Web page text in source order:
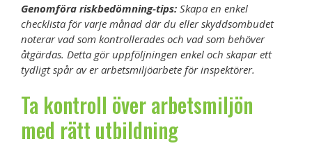
Genomföra riskbedömning-tips: Skapa en enkel
checklista för varje månad där du eller skyddsombudet
noterar vad som kontrollerades och vad som behöver
åtgärdas. Detta gör uppföljningen enkel och skapar ett
tydligt spår av er arbetsmiljöarbete för inspektörer.
Ta kontroll över arbetsmiljön
med rätt utbildning